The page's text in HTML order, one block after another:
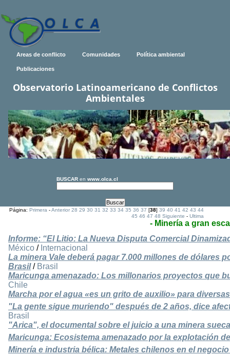
Areas de conflicto Comunidades Política ambiental
Publicaciones
Observatorio Latinoamericano de Conflictos
Ambientales
BUSCAR en www.olca.cl
Página:Primera -Anterior 28 29 30 31 32 33 34 35 36 37 [38]39 40 41 42 43 44
45 46 47 48 Siguiente -Ultima
- Minería a gran
Informe: “El Litio: La Nueva Disputa Comercial
México / Internacional
La minera Vale deberá pagar 7.000 millones de dólares
Brasil/ Brasil
Maricunga amenazado: Los millonarios proyectos que
Chile
Marcha por el agua «es un grito de auxilio» para
"La gente sigue muriendo" después de 2 años, dice
Brasil
"Arica", el documental sobre el juicio a una minera
Maricunga: Ecosistema amenazado por la explotación
Minería e industria bélica: Metales chilenos en el